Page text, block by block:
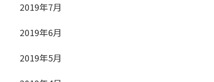
2019年7月
2019年6月
2019年5月